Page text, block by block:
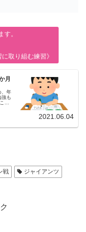
。
取り組む練習》
月
、年
強も
と
2021.06.04
戦
ジャイアンツ